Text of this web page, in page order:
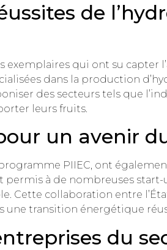
de
qui ont su capter
dans la production
des secteurs tels que
leurs fruits.
un avenir
PIIEC, ont
à de nombreuses start-
Cette collaboration entre
une transition énergétique
du